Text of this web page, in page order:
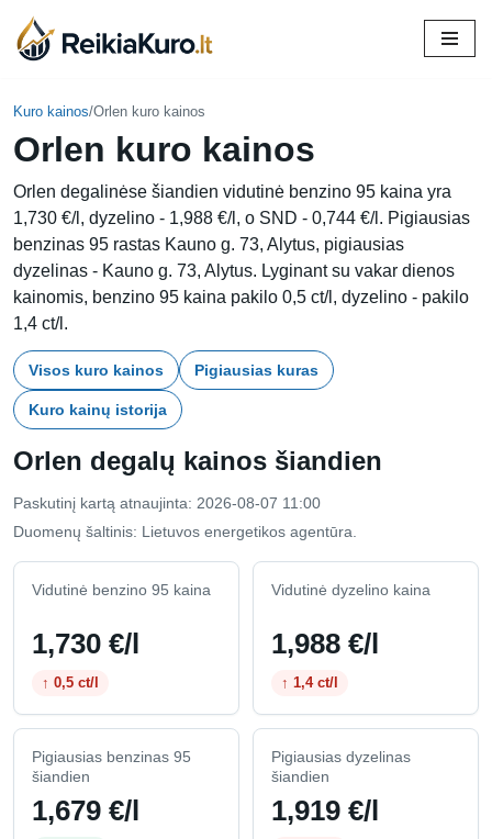
Skip
content
Kuro kainos/Orlen kuro kainos
Orlen kuro kainos
Orlen degalinėse šiandien vidutinė benzino 95 kaina yra
1,730 €/l, dyzelino - 1,988 €/l, o SND - 0,744 €/l. Pigiausias
benzinas 95 rastas Kauno g. 73, Alytus, pigiausias
dyzelinas - Kauno g. 73, Alytus. Lyginant su vakar dienos
kainomis, benzino 95 kaina pakilo 0,5 ct/l, dyzelino - pakilo
1,4 ct/l.
Visos kuro kainos Pigiausias kuras
Kuro kainų istorija
Orlen degalų kainos šiandien
Paskutinį kartą atnaujinta: 2026-08-07 11:00
Duomenų šaltinis: Lietuvos energetikos agentūra.
Vidutinė benzino 95 kaina
1,730 €/l
↑ 0,5 ct/l
Vidutinė dyzelino kaina
1,988 €/l
↑ 1,4 ct/l
Pigiausias benzinas 95
šiandien
1,679 €/l
Pigiausias dyzelinas
šiandien
1,919 €/l